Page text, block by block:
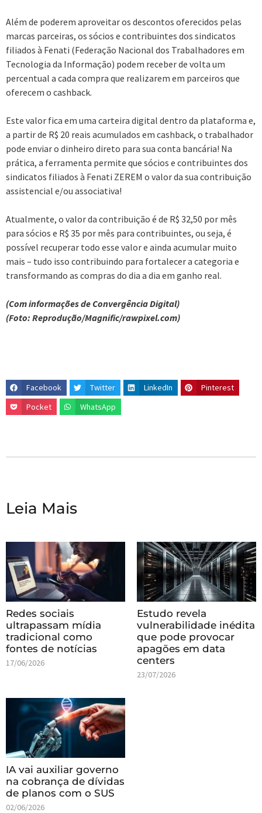
Além de poderem aproveitar os descontos oferecidos pelas
marcas parceiras, os sócios e contribuintes dos sindicatos
filiados à Fenati (Federação Nacional dos Trabalhadores em
Tecnologia da Informação) podem receber de volta um
percentual a cada compra que realizarem em parceiros que
oferecem o cashback.
Este valor fica em uma carteira digital dentro da plataforma e,
a partir de R$ 20 reais acumulados em cashback, o trabalhador
pode enviar o dinheiro direto para sua conta bancária! Na
prática, a ferramenta permite que sócios e contribuintes dos
sindicatos filiados à Fenati ZEREM o valor da sua contribuição
assistencial e/ou associativa!
Atualmente, o valor da contribuição é de R$ 32,50 por mês
para sócios e R$ 35 por mês para contribuintes, ou seja, é
possível recuperar todo esse valor e ainda acumular muito
mais – tudo isso contribuindo para fortalecer a categoria e
transformando as compras do dia a dia em ganho real.
(Com informações de Convergência Digital)
(Foto: Reprodução/Magnific/rawpixel.com)
Facebook Twitter LinkedIn
Pinterest
Pocket
WhatsApp
Leia Mais
Redes sociais
ultrapassam mídia
tradicional como
fontes de notícias
17/06/2026
Estudo revela
vulnerabilidade inédita
que pode provocar
apagões em data
centers
23/07/2026
IA vai auxiliar governo
na cobrança de dívidas
de planos com o SUS
02/06/2026